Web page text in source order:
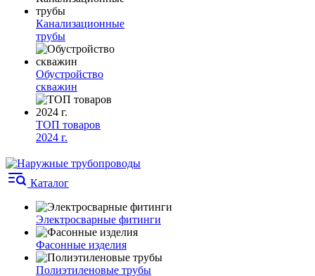
Канализационные
трубы
Обустройство
скважин
ТОП товаров
2024 г.
Каталог
Электросварные фитинги
Фасонные изделия
Полиэтиленовые трубы